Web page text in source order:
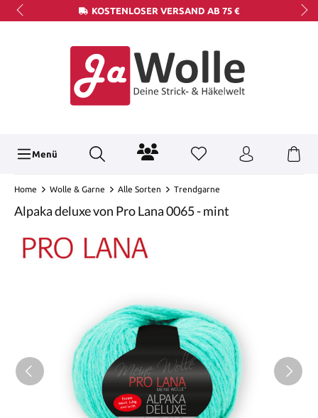
KOSTENLOSER VERSAND AB 75 €
Menü
Home Wolle & Garne Alle Sorten Trendgarne
Alpaka deluxe von Pro Lana 0065 - mint